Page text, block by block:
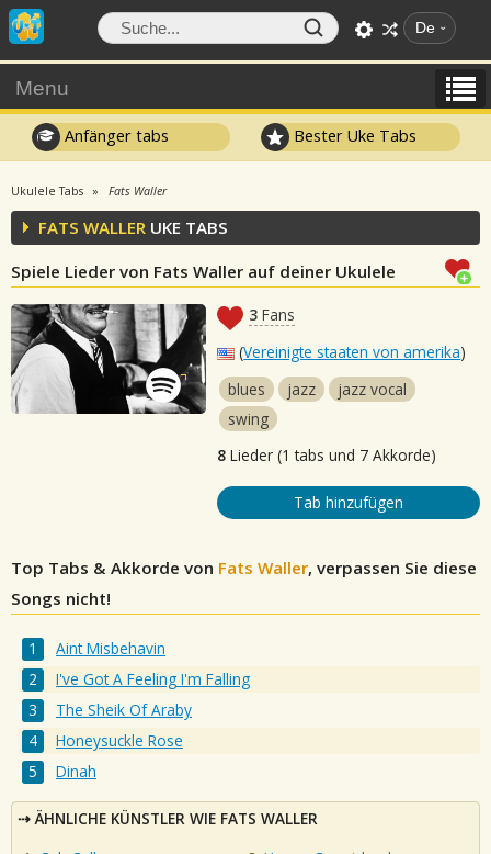
De
Menu
Anfänger tabs Bester Uke Tabs
Ukulele Tabs Fats Waller
FATS WALLER UKE TABS
Spiele Lieder von Fats Waller auf deiner Ukulele
3 Fans
(Vereinigte staaten von amerika)
blues
jazz
jazz vocal
swing
8 Lieder (1 tabs und 7 Akkorde)
Tab hinzufügen
Top Tabs & Akkorde von Fats Waller, verpassen Sie diese
Songs nicht!
Aint Misbehavin
I've Got A Feeling I'm Falling
The Sheik Of Araby
Honeysuckle Rose
Dinah
ÄHNLICHE KÜNSTLER WIE FATS WALLER